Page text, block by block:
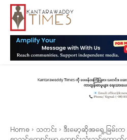
Home သတင်း
ဒီးမော့ဆိုအရှေ့ခြမ်